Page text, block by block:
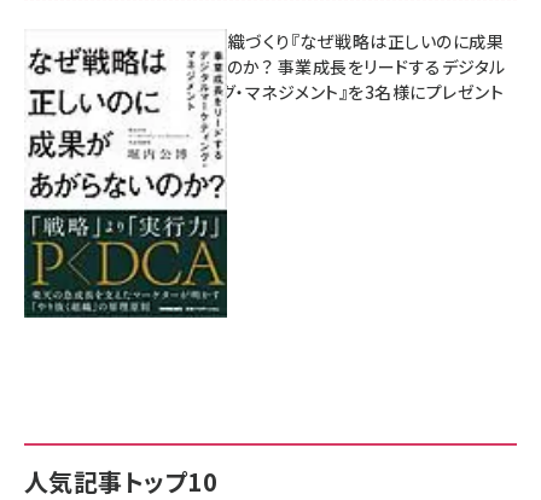
人気記事トップ10
成果を生む組織づくり『なぜ戦略は正しいのに成果
があがらないのか？ 事業成長をリードするデジタル
マーケティング・マネジメント』を3名様にプレゼント
8月7日 10:00